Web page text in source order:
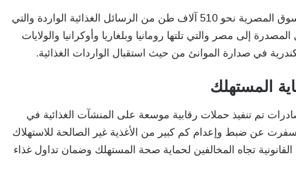
في هذه الأثناء استقبلت السوق المصرية نحو 510 آلاف طن من الرسائل الغذائية الواردة والتي
إلى مصر والتي تلتها رومانيا وبلغاريا وأوكرانيا والولايات
في صدارة الموانئ من حيث استقبال الواردات الغذائية.
المستهلك
تم تنفيذ حملات رقابية موسعة على المنشآت الغذائية في
عن ضبط وإعدام كم كبير من الأغذية غير الصالحة للاستهلاك
القانونية تجاه المخالفين لحماية صحة المستهلك وضمان تداول غذاء